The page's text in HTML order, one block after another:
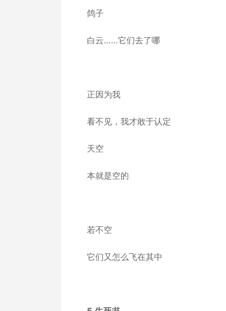
鸽子
白云……它们去了哪
正因为我
看不见，我才敢于认定
天空
本就是空的
若不空
它们又怎么飞在其中